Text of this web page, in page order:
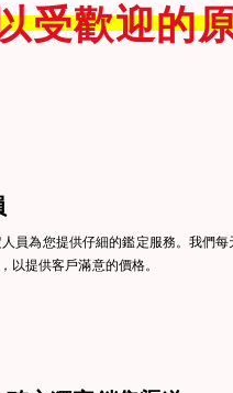
受歡迎的
員為您提供仔細的鑑定服務。我們
以提供客戶滿意的價格。